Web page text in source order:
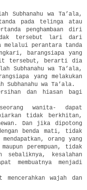
Subhanahu wa Ta’ala,
tanda pada telinga atau
penghambaan diri
tersebut lari dari
melalui perantara tanda
barangsiapa yang
tersebut, berarti dia
Subhanahu wa Ta’ala,
yang melakukan
wa Ta’ala.
dan hiasan bagi
wanita- dapat
tidak berkhitan,
Dan jika dipotong
benda mati, tidak
orang yang
perempuan, tidak
sebaliknya, kesalahan
membuatnya menjadi
wajah dan